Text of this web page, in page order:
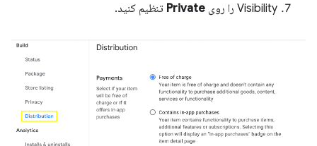
Visibility را روی
Private تنظیم کنید.